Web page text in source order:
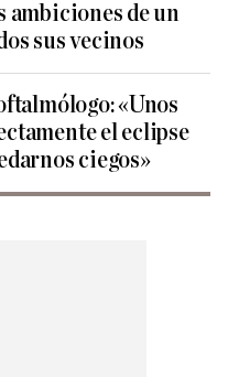
ambiciones de un
sus vecinos
«Unos
el eclipse
ciegos»